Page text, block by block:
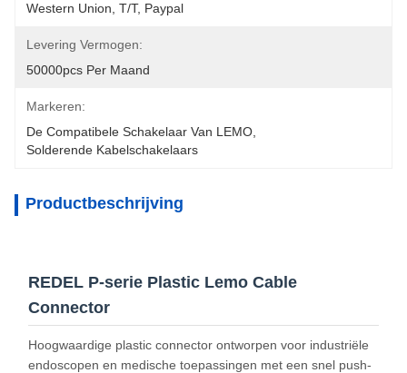
Western Union, T/T, Paypal
Levering Vermogen:
50000pcs Per Maand
Markeren:
De Compatibele Schakelaar Van LEMO
Solderende Kabelschakelaars
Productbeschrijving
REDEL P-serie Plastic Lemo Cable
Connector
Hoogwaardige plastic connector ontworpen voor industriële
endoscopen en medische toepassingen met een snel push-